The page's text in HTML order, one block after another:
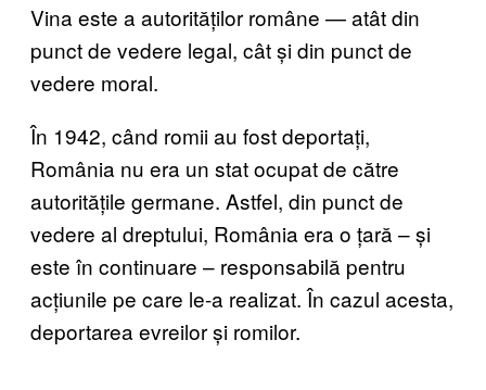
Vina este a autorităților române — atât din
punct de vedere legal, cât și din punct de
vedere moral.
În 1942, când romii au fost deportați,
România nu era un stat ocupat de către
autoritățile germane. Astfel, din punct de
vedere al dreptului, România era o țară – și
este în continuare – responsabilă pentru
acțiunile pe care le-a realizat. În cazul acesta,
deportarea evreilor și romilor.